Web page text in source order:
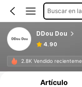
Buscar en
DDou Dou
4.90
2.8K Vendido
Artículo